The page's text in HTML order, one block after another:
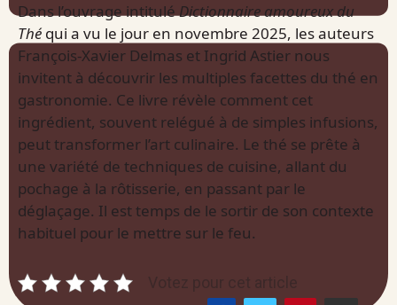
Dans l’ouvrage intituléDictionnaire amoureux du
Thé qui a vu le jour en novembre 2025, les auteurs
François-Xavier Delmas et Ingrid Astier nous
invitent à découvrir les multiples facettes du thé en
gastronomie. Ce livre révèle comment cet
ingrédient, souvent relégué à de simples infusions,
peut transformer l’art culinaire. Le thé se prête à
une variété de techniques de cuisine, allant du
pochage à la rôtisserie, en passant par le
déglaçage. Il est temps de le sortir de son contexte
habituel pour le mettre sur le feu.
Votez pour cet article